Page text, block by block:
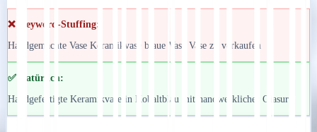
❌ Keyword-Stuffing:
Handgemachte Vase Keramikvase blaue Vase Vase zu verkaufen
✅ Natürlich:
Handgefertigte Keramikvase in Kobaltblau mit handwerklicher Glasur